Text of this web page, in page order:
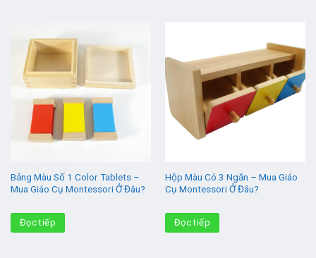
Bảng Màu Số 1 Color Tablets –
Mua Giáo Cụ Montessori Ở Đâu?
Đọc tiếp
Hộp Màu Có 3 Ngăn – Mua Giáo
Cụ Montessori Ở Đâu?
Đọc tiếp